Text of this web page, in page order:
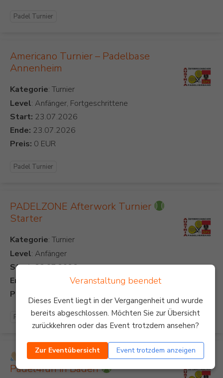
Veranstaltung beendet
Dieses Event liegt in der Vergangenheit und wurde
bereits abgeschlossen. Möchten Sie zur Übersicht
zurückkehren oder das Event trotzdem ansehen?
Zur Eventübersicht Event trotzdem anzeigen
Padel Turnier
Americano Turnier – Padelbase
Annenheim
Kategorie
Level: Anfänger, Fortgeschrittene
Start:
Ende:
Preis:
Padel Turnier
PADELZONE Afterwork Turnier
Starter
Kategorie
Level: Anfänger
Start:
Ende:
Preis:
Padel Turnier
Come together & Play
Padel4fun in Baden